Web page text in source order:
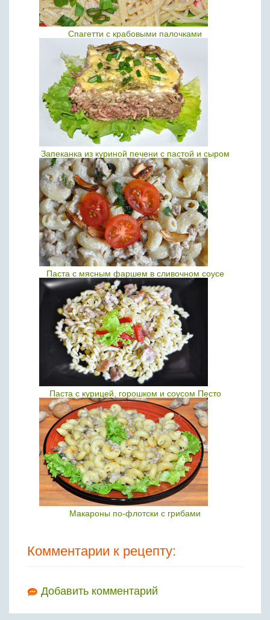
Спагетти с крабовыми палочками
Запеканка из куриной печени с пастой и сыром
Паста с мясным фаршем в сливочном соусе
Паста с курицей, горошком и соусом Песто
Макароны по-флотски с грибами
Комментарии к рецепту:
Добавить комментарий